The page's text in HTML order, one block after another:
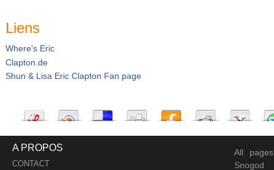
Liens
Where's Eric
Clapton.de
Shun & Lisa Eric Clapton Fan page
A PROPOS
CONTACT
All
Snogod